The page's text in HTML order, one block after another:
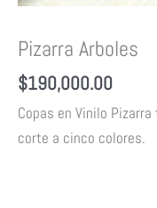
Pizarra Arboles
$190,000.00
Copas en Vinilo Pizarra
corte a cinco colores.